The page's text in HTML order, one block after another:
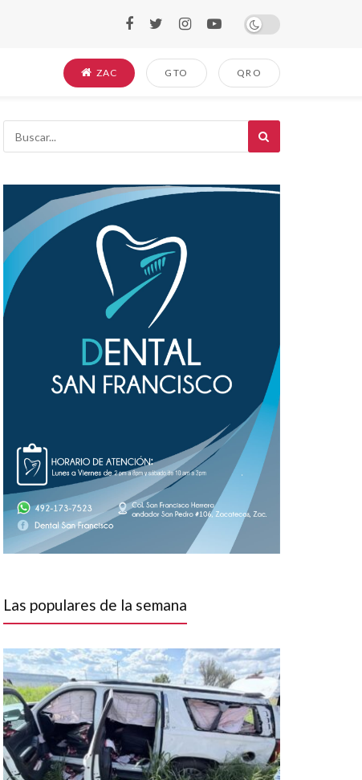
ZAC GTO QRO
Las populares de la semana